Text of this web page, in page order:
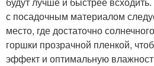
с посадочным материалом
место, где достаточно
горшки прозрачной пленкой,
эффект и оптимальную